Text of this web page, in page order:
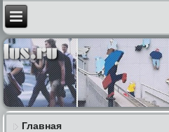
Главная